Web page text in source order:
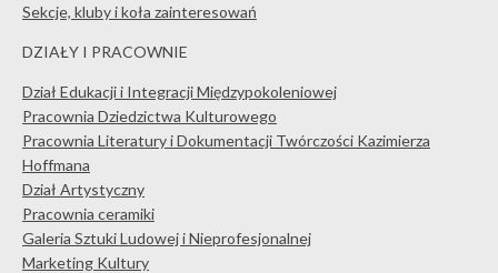
Sekcje, kluby i koła zainteresowań
DZIAŁY I PRACOWNIE
Dział Edukacji i Integracji Międzypokoleniowej
Pracownia Dziedzictwa Kulturowego
Pracownia Literatury i Dokumentacji Twórczości Kazimierza
Hoffmana
Dział Artystyczny
Pracownia ceramiki
Galeria Sztuki Ludowej i Nieprofesjonalnej
Marketing Kultury